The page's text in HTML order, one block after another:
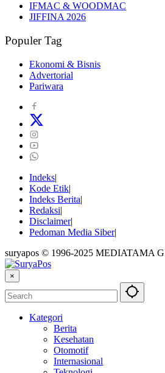
IFMAC & WOODMAC
JIFFINA 2026
Populer Tag
Ekonomi & Bisnis
Advertorial
Pariwara
Indeks
Kode Etik
Indeks Berita
Redaksi
Disclaimer
Pedoman Media Siber
suryapos © 1996-2025 MEDIATAMA
×
Kategori
Berita
Kesehatan
Otomotif
Internasional